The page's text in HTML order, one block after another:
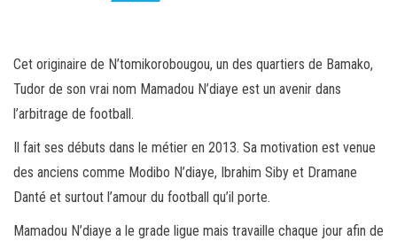
Cet originaire de N’tomikorobougou, un des quartiers de Bamako,
Tudor de son vrai nom Mamadou N’diaye est un avenir dans
l’arbitrage de football.
Il fait ses débuts dans le métier en 2013. Sa motivation est venue
des anciens comme Modibo N’diaye, Ibrahim Siby et Dramane
Danté et surtout l’amour du football qu’il porte.
Mamadou N’diaye a le grade ligue mais travaille chaque jour afin de